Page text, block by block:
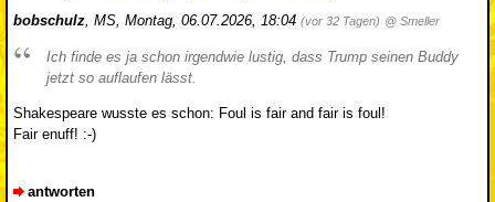
bobschulz, MS, Montag, 06.07.2026, 18:04 (vor 32 Tagen) @ Smeller
Ich finde es ja schon irgendwie lustig, dass Trump seinen Buddy
jetzt so auflaufen lässt.
Shakespeare wusste es schon: Foul is fair and fair is foul!
Fair enuff! :-)
antworten